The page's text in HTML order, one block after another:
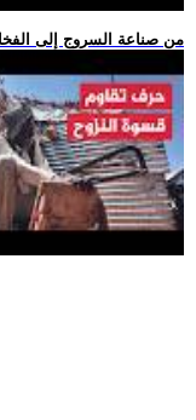
.. من صناعة السروج إلى